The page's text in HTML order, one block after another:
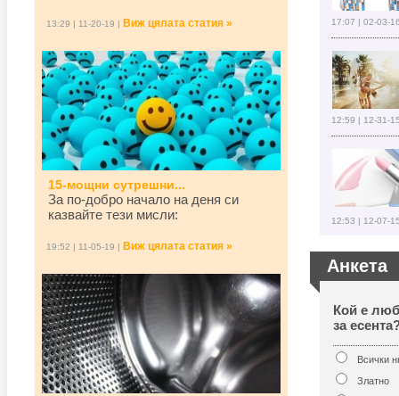
13:29 | 11-20-19 | Виж цялата статия »
15-мощни сутрешни...
За по-добро начало на деня си
казвайте тези мисли:
19:52 | 11-05-19 | Виж цялата статия »
17:07 | 02-03-
12:59 | 12-31-
12:53 | 12-07-
Анкета
Кой е
за
Всички
Златно